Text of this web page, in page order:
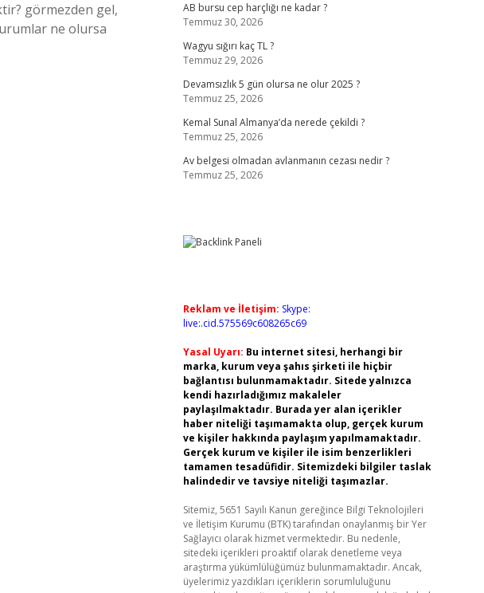
görmezden gel,
ne olursa
AB bursu cep harçlığı ne kadar ?
Temmuz 30, 2026
Wagyu sığırı kaç TL ?
Temmuz 29, 2026
Devamsızlık 5 gün olursa ne olur 2025 ?
Temmuz 25, 2026
Kemal Sunal Almanya’da nerede çekildi ?
Temmuz 25, 2026
Av belgesi olmadan avlanmanın cezası nedir ?
Temmuz 25, 2026
Reklam ve İletişim: Skype:
live:.cid.575569c608265c69
Yasal Uyarı: Bu internet sitesi, herhangi bir
marka, kurum veya şahıs şirketi ile hiçbir
bağlantısı bulunmamaktadır. Sitede yalnızca
kendi hazırladığımız makaleler
paylaşılmaktadır. Burada yer alan içerikler
haber niteliği taşımamakta olup, gerçek kurum
ve kişiler hakkında paylaşım yapılmamaktadır.
Gerçek kurum ve kişiler ile isim benzerlikleri
tamamen tesadüfidir. Sitemizdeki bilgiler taslak
halindedir ve tavsiye niteliği taşımazlar.
Sitemiz, 5651 Sayılı Kanun gereğince Bilgi Teknolojileri
ve İletişim Kurumu (BTK) tarafından onaylanmış bir Yer
Sağlayıcı olarak hizmet vermektedir. Bu nedenle,
sitedeki içerikleri proaktif olarak denetleme veya
araştırma yükümlülüğümüz bulunmamaktadır. Ancak,
üyelerimiz yazdıkları içeriklerin sorumluluğunu